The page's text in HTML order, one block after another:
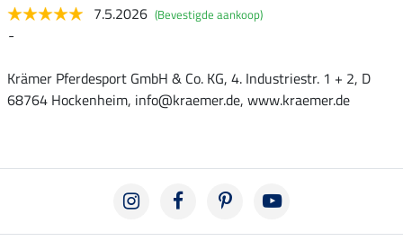
7.5.2026 (Bevestigde aankoop)
-
Krämer Pferdesport GmbH & Co. KG, 4. Industriestr. 1 + 2, D
68764 Hockenheim, info@kraemer.de, www.kraemer.de